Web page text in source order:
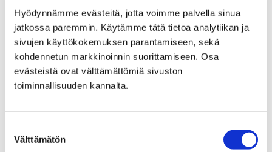
Hyödynnämme evästeitä, jotta voimme palvella sinua
jatkossa paremmin. Käytämme tätä tietoa analytiikan ja
sivujen käyttökokemuksen parantamiseen, sekä
kohdennetun markkinoinnin suorittamiseen. Osa
evästeistä ovat välttämättömiä sivuston
toiminnallisuuden kannalta.
valinta
Välttämätön
kotikyläänsä isän sairastuttua. Yhdysvaltalaisen Sean
Bakerin 3.10. esitettävä ”THE FLORIDA PROJECT” on
mainio elokuva köyhän äidin pikkutytön arjesta Disney
Worldin laitamilla. Venäläisohjaaja Andrei
Zvyagintsevin 10.10. klo 15.45 nähtävä draama
”RAKKAUTTA VAILLA” kertoo nyky-Venäjästä, joka
vuorossa oleva ”MITÄ MEISTÄ PUHUTAAN” on väkevä ja
yhteensovittamattomuudesta.